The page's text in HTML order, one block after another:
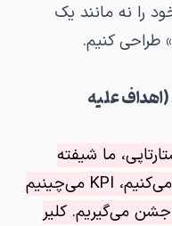
را نه مانند یک
کنیم.
علیه
ما شیفته
«اهداف» هستیم. ما OKR تعریف می‌کنیم، KPI می‌چینیم
می‌گیریم. کلیر